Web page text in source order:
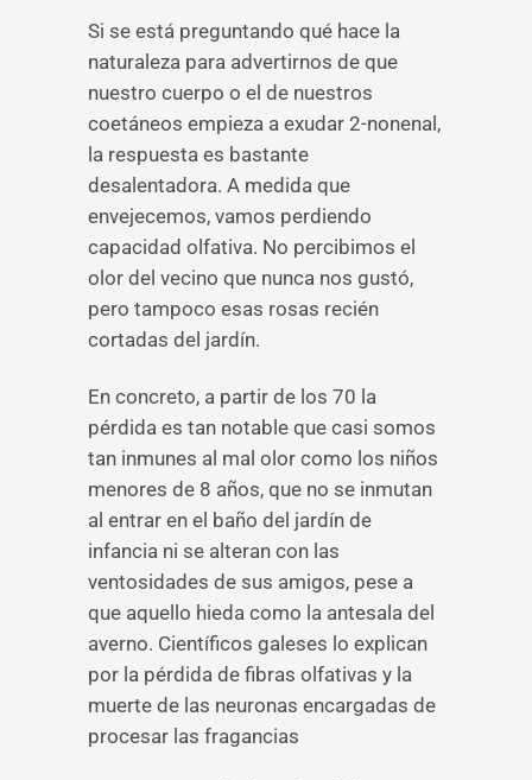
Si se está preguntando qué hace la
naturaleza para advertirnos de que
nuestro cuerpo o el de nuestros
coetáneos empieza a exudar 2-nonenal,
la respuesta es bastante
desalentadora. A medida que
envejecemos, vamos perdiendo
capacidad olfativa. No percibimos el
olor del vecino que nunca nos gustó,
pero tampoco esas rosas recién
cortadas del jardín.
En concreto, a partir de los 70 la
pérdida es tan notable que casi somos
tan inmunes al mal olor como los niños
menores de 8 años, que no se inmutan
al entrar en el baño del jardín de
infancia ni se alteran con las
ventosidades de sus amigos, pese a
que aquello hieda como la antesala del
averno. Científicos galeses lo explican
por la pérdida de fibras olfativas y la
muerte de las neuronas encargadas de
procesar las fragancias